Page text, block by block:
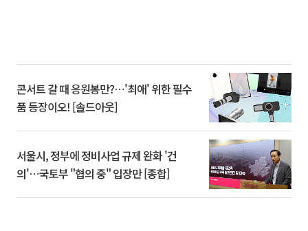
콘서트 갈 때 응원봉만?⋯'최애' 위한 필수
품 등장이오! [솔드아웃]
서울시, 정부에 정비사업 규제 완화 '건
의'⋯국토부 "협의 중" 입장만 [종합]